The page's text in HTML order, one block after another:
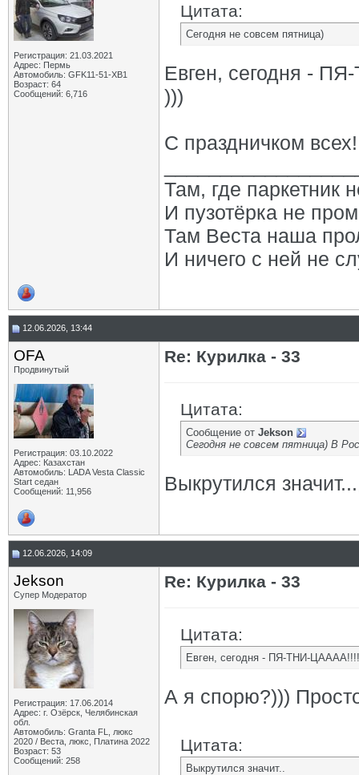
Регистрация: 21.03.2021
Адрес: Пермь
Автомобиль: GFK11-51-ХВ1
Возраст: 64
Сообщений: 6,716
Цитата:
Сегодня не совсем пятница)
Евген, сегодня -
)))
С праздничком всех!
Там, где паркетник
И пузотёрка не
Там Веста наша
И ничего с ней не
12.06.2026, 13:44
OFA
Продвинутый
Регистрация: 03.10.2022
Адрес: Казахстан
Автомобиль: LADA Vesta Classic
Start седан
Сообщений: 11,956
Re: Курилка - 33
Цитата:
Сообщение от Jekson
Сегодня не совсем пятница) В
Выкрутился значит...
12.06.2026, 14:09
Jekson
Супер Модератор
Регистрация: 17.06.2014
Адрес: г. Озёрск, Челябинская
обл.
Автомобиль: Granta FL, люкс
2020 / Веста, люкс, Платина 2022
Возраст: 53
Сообщений: 258
Re: Курилка - 33
Цитата:
Евген, сегодня - ПЯ-ТНИ-ЦАААА!!!!
А я спорю?)))
Цитата:
Выкрутился значит..